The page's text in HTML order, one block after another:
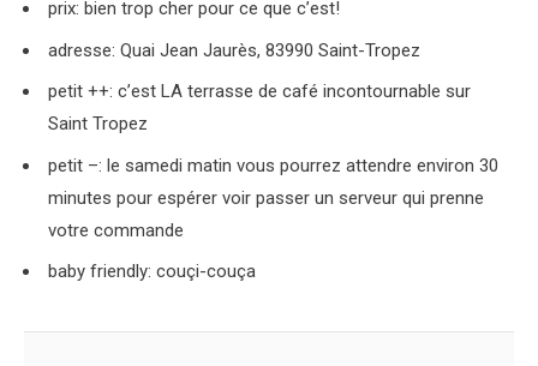
prix: bien trop cher pour ce que c’est!
adresse: Quai Jean Jaurès, 83990 Saint-Tropez
petit ++: c’est LA terrasse de café incontournable sur
Saint Tropez
petit –: le samedi matin vous pourrez attendre environ 30
minutes pour espérer voir passer un serveur qui prenne
votre commande
baby friendly: couçi-couça